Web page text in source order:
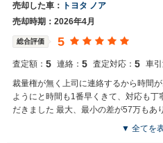
売却した車：
トヨタ ノア
売却時期：2026年4月
総合評価 5
査定額： 5 連絡： 5 査定対応： 5 車引
裁量権が無く上司に連絡するから時間
ようにと時間も1番早くきて、対応も
だきました 最大、最小の差が57万もあ
ってよかったと思っています 次回も売
▼ 全てを